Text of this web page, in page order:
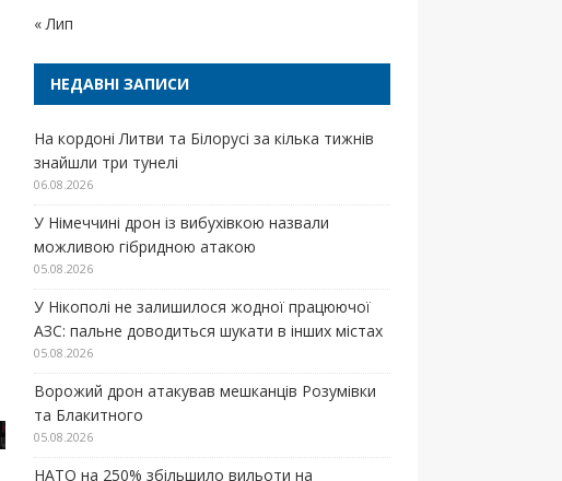
« Лип
НЕДАВНІ ЗАПИСИ
На кордоні Литви та Білорусі за кілька тижнів
знайшли три тунелі
06.08.2026
У Німеччині дрон із вибухівкою назвали
можливою гібридною атакою
05.08.2026
У Нікополі не залишилося жодної працюючої
АЗС: пальне доводиться шукати в інших містах
05.08.2026
Ворожий дрон атакував мешканців Розумівки
та Блакитного
05.08.2026
НАТО на 250% збільшило вильоти на